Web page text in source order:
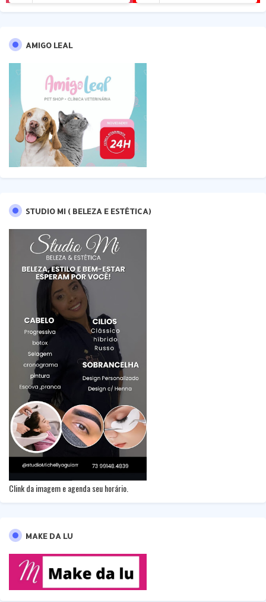
AMIGO LEAL
STUDIO MI ( BELEZA E ESTÉTICA)
Clink da imagem e agenda seu horário.
MAKE DA LU